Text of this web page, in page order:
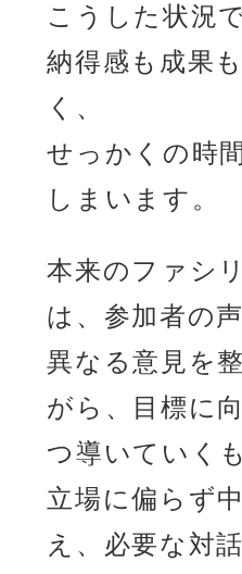
こうした状況
納得感も成果
く、
せっかくの時
しまいます。
本来のファシ
は、参加者の
異なる意見を
がら、目標に
つ導いていく
立場に偏らず
え、必要な対